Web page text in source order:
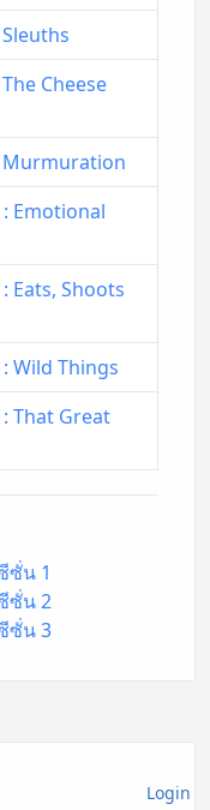
Sleuths
Cheese
Murmuration
: Emotional
Eats, Shoots
: Wild Things
: That Great
ซั่น 1
ซั่น 2
ซั่น 3
Login